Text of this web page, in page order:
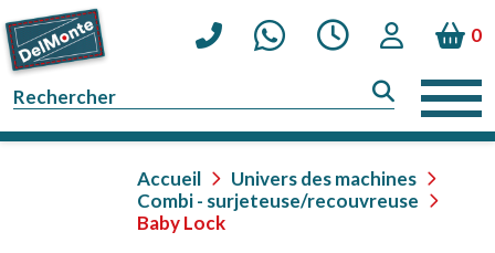
0
Accueil
Univers des machines
Combi - surjeteuse/recouvreuse
Baby Lock